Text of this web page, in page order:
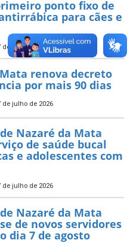
ponto fixo de
para cães e
de julho de 2026
renova decreto
por mais 90 dias
de julho de 2026
Nazaré da Mata
de saúde bucal
e adolescentes com
de julho de 2026
Nazaré da Mata
de novos servidores
dia 7 de agosto